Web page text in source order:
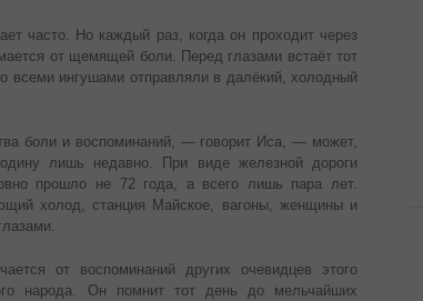
часто. Но каждый раз, когда он проходит через
от щемящей боли. Перед глазами встаёт тот
всеми ингушами отправляли в далёкий, холодный
боли и воспоминаний, — говорит Иса, — может,
лишь недавно. При виде железной дороги
прошло не 72 года, а всего лишь пара лет.
холод, станция Майское, вагоны, женщины и
от воспоминаний других очевидцев этого
народа. Он помнит тот день до мельчайших